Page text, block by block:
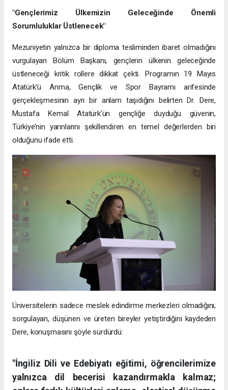
"Gençlerimiz Ülkemizin Geleceğinde Önemli
Sorumluluklar Üstlenecek"
Mezuniyetin yalnızca bir diploma tesliminden ibaret olmadığını
vurgulayan Bölüm Başkanı, gençlerin ülkenin geleceğinde
üstleneceği kritik rollere dikkat çekti. Programın 19 Mayıs
Atatürk’ü Anma, Gençlik ve Spor Bayramı arifesinde
gerçekleşmesinin ayrı bir anlam taşıdığını belirten Dr. Dere,
Mustafa Kemal Atatürk’ün gençliğe duyduğu güvenin,
Türkiye’nin yarınlarını şekillendiren en temel değerlerden biri
olduğunu ifade etti.
Üniversitelerin sadece meslek edindirme merkezleri olmadığını;
sorgulayan, düşünen ve üreten bireyler yetiştirdiğini kaydeden
Dere, konuşmasını şöyle sürdürdü:
"İngiliz Dili ve Edebiyatı eğitimi, öğrencilerimize
yalnızca dil becerisi kazandırmakla kalmaz;